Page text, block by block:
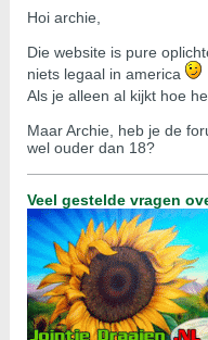
Hoi archie,
Die website is pure
niets legaal in america
Als je alleen al kijkt hoe
Maar Archie, heb je de
wel ouder dan 18?
Veel gestelde vragen